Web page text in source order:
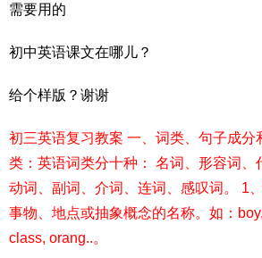
需要用的
初中英语课文在哪儿？
给个样版？谢谢
初三英语复习教案 一、词类、句子成分
类：英语词类分十种： 名词、形容词、
动词、副词、介词、连词、感叹词。 1
事物、地点或抽象概念的名称。如：
class, orang..。